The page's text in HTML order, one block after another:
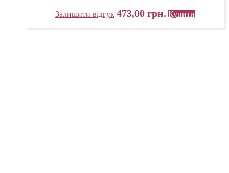
Залишити відгук 473,00 грн. Купити